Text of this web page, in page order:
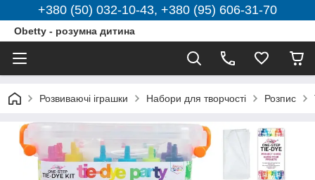
+380 (50) 032-10-43, +380 (95) 606-31-70
Obetty - розумна дитина
Розвиваючі іграшки Набори для творчості Розпис